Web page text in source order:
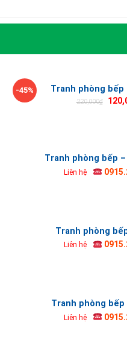
-45% Tranh phòng bếp
220,000₫
Tranh phòng bếp –
Liên hệ
Tranh phòng
Liên hệ
Tranh phòng bếp
Liên hệ